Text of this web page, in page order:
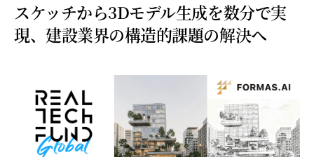
スケッチから3Dモデル生成を数分で実
現、建設業界の構造的課題の解決へ